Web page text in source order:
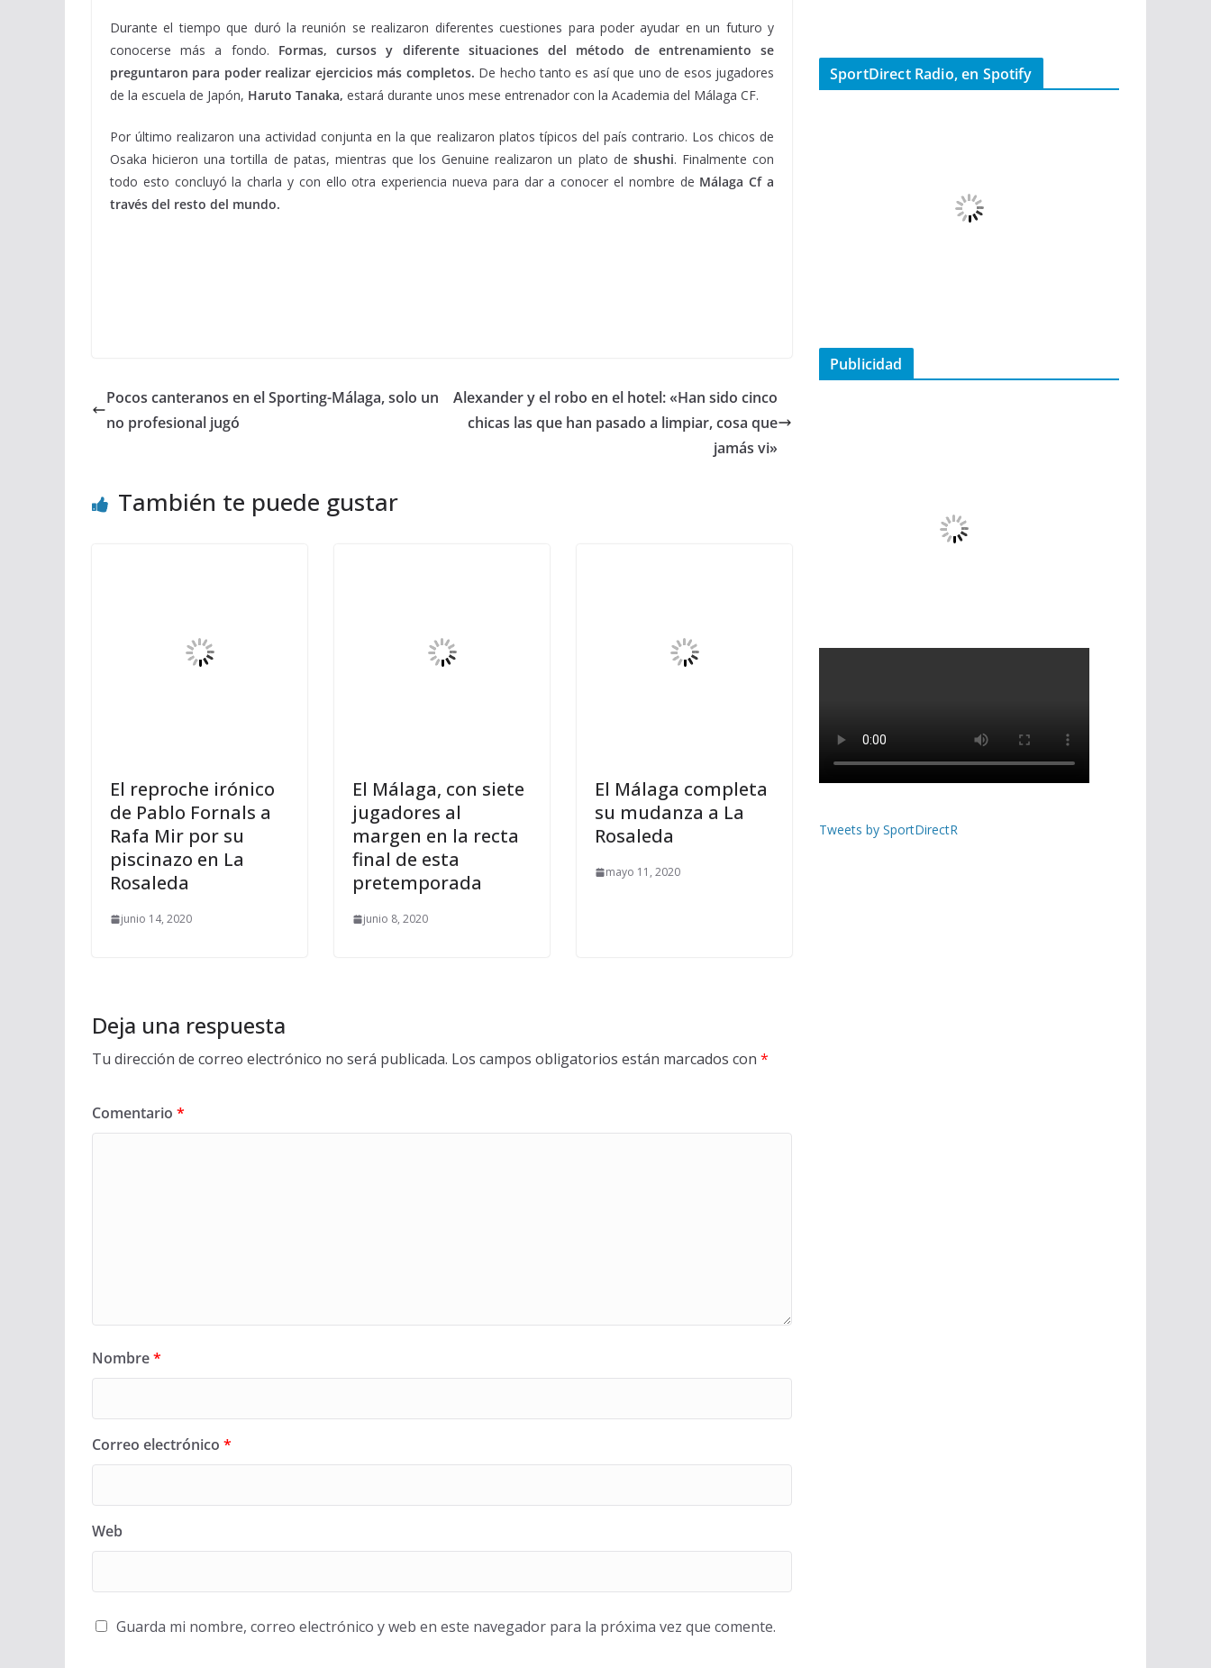
Durante el tiempo que duró la reunión se realizaron diferentes cuestiones para poder ayudar en un futuro y
conocerse más a fondo. Formas, cursos y diferente situaciones del método de entrenamiento se
preguntaron para poder realizar ejercicios más completos. De hecho tanto es así que uno de esos jugadores
de la escuela de Japón, Haruto Tanaka, estará durante unos mese entrenador con la Academia del Málaga CF.
Por último realizaron una actividad conjunta en la que realizaron platos típicos del país contrario. Los chicos de
Osaka hicieron una tortilla de patas, mientras que los Genuine realizaron un plato de shushi. Finalmente con
todo esto concluyó la charla y con ello otra experiencia nueva para dar a conocer el nombre de Málaga Cf a
través del resto del mundo.
Pocos canteranos en el Sporting-Málaga, solo un
no profesional jugó
Alexander y el robo en el hotel: «Han sido cinco
chicas las que han pasado a limpiar, cosa que
jamás vi»
También te puede gustar
El reproche irónico
de Pablo Fornals a
Rafa Mir por su
piscinazo en La
Rosaleda
junio 14, 2020
El Málaga, con siete
jugadores al
margen en la recta
final de esta
pretemporada
junio 8, 2020
El Málaga completa
su mudanza a La
Rosaleda
mayo 11, 2020
Deja una respuesta
Tu dirección de correo electrónico no será publicada. Los campos obligatorios están marcados con *
Comentario *
Nombre*
Correo electrónico *
Web
Guarda mi nombre, correo electrónico y web en este navegador para la próxima vez que comente.
SportDirect Radio, en Spotify
Publicidad
Tweets by SportDirectR